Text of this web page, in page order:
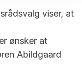
viser, at
ønsker at
Abildgaard